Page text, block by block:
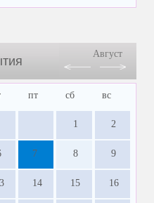
Август
пт сб вс
1 2
7 8 9
14 15 16